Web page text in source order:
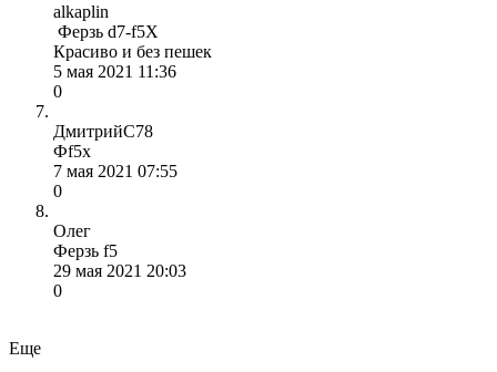
alkaplin
Ферзь d7-f5X
Красиво и без пешек
5 мая 2021 11:36
0
ДмитрийС78
Фf5x
7 мая 2021 07:55
0
Олег
Ферзь f5
29 мая 2021 20:03
0
Еще